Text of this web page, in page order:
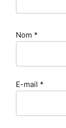
Nom *
E-mail *